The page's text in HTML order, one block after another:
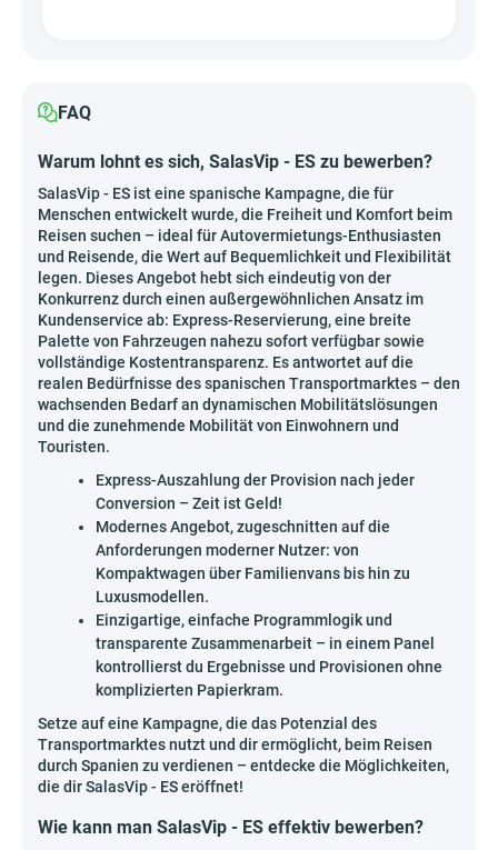
FAQ
Warum lohnt es sich, SalasVip - ES zu bewerben?
SalasVip - ES ist eine spanische Kampagne, die für
Menschen entwickelt wurde, die Freiheit und Komfort beim
Reisen suchen – ideal für Autovermietungs-Enthusiasten
und Reisende, die Wert auf Bequemlichkeit und Flexibilität
legen. Dieses Angebot hebt sich eindeutig von der
Konkurrenz durch einen außergewöhnlichen Ansatz im
Kundenservice ab: Express-Reservierung, eine breite
Palette von Fahrzeugen nahezu sofort verfügbar sowie
vollständige Kostentransparenz. Es antwortet auf die
realen Bedürfnisse des spanischen Transportmarktes – den
wachsenden Bedarf an dynamischen Mobilitätslösungen
und die zunehmende Mobilität von Einwohnern und
Touristen.
Express-Auszahlung der Provision nach jeder
Conversion – Zeit ist Geld!
Modernes Angebot, zugeschnitten auf die
Anforderungen moderner Nutzer: von
Kompaktwagen über Familienvans bis hin zu
Luxusmodellen.
Einzigartige, einfache Programmlogik und
transparente Zusammenarbeit – in einem Panel
kontrollierst du Ergebnisse und Provisionen ohne
komplizierten Papierkram.
Setze auf eine Kampagne, die das Potenzial des
Transportmarktes nutzt und dir ermöglicht, beim Reisen
durch Spanien zu verdienen – entdecke die Möglichkeiten,
die dir SalasVip - ES eröffnet!
Wie kann man SalasVip - ES effektiv bewerben?